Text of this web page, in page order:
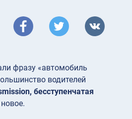
фразу «автомобиль
водителей
бесступенчатая